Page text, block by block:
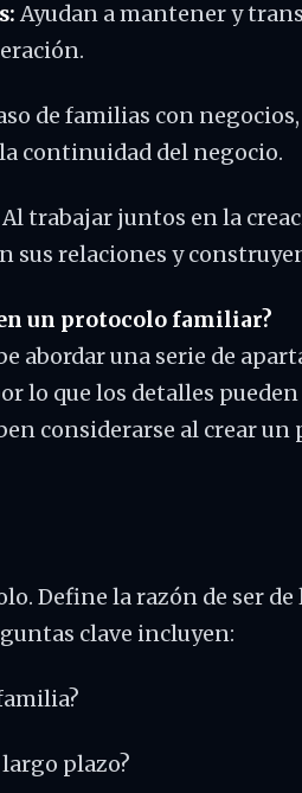
Ayudan a mantener y
de familias con
continuidad del negocio.
Al trabajar juntos en la
sus relaciones y
un protocolo familiar?
abordar una serie de
lo que los detalles
considerarse al crear un
Define la razón de ser
clave incluyen:
plazo?